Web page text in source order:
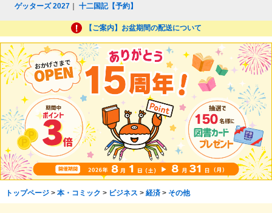
ゲッターズ 2027 ｜十二国記【予約】
【ご案内】お盆期間の配送について
トップページ> 本・コミック > ビジネス > 経済> その他